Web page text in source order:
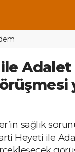
Adalet
sağlık
Heyeti ile